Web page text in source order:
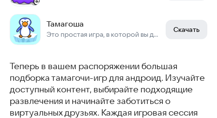
Тамагоша
Это простая игра, в которой вы должны будете ухаживать за виртуальным питомцем.
Скачать
Теперь в вашем распоряжении большая
подборка тамагочи-игр для андроид. Изучайте
доступный контент, выбирайте подходящие
развлечения и начинайте заботиться о
виртуальных друзьях. Каждая игровая сессия